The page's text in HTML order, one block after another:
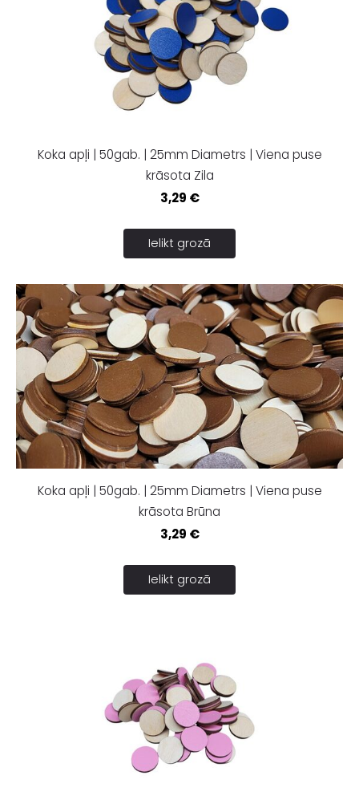
Koka apļi | 50gab. | 25mm Diametrs | Viena puse
krāsota Zila
3,29 €
Ielikt grozā
Koka apļi | 50gab. | 25mm Diametrs | Viena puse
krāsota Brūna
3,29 €
Ielikt grozā